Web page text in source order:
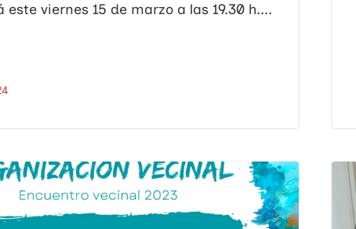
viernes 15 de marzo a las 19.30 h....